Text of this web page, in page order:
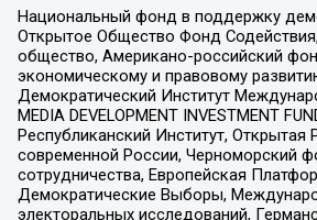
Национальный фонд в поддержку
Открытое Общество Фонд
общество, Американо-российский
экономическому и правовому
Демократический Институт
MEDIA DEVELOPMENT INVESTMENT
Республиканский Институт, Открытая
современной России, Черноморский
сотрудничества, Европейская
Демократические Выборы,
электоральных исследований,